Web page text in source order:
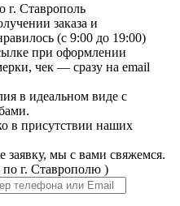
г. Ставрополь
заказа и
(с 9:00 до 19:00)
при оформлении
чек — сразу на email
в идеальном виде с
в присутствии наших
заявку, мы с вами свяжемся.
по г. Ставрополю )